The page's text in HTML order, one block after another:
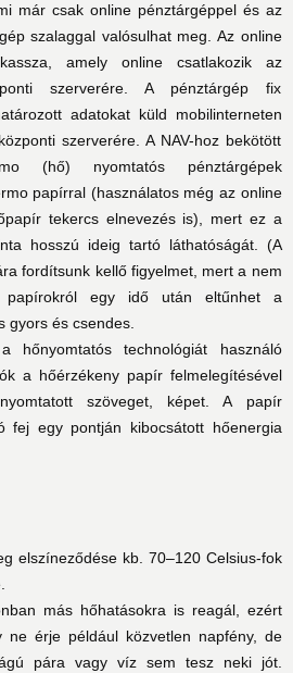
már csak online pénztárgéppel és az
szalaggal valósulhat meg. Az online
amely online csatlakozik az
szerverére. A pénztárgép fix
adatokat küld mobilinterneten
szerverére. A NAV-hoz bekötött
(hő) nyomtatós pénztárgépek
papírral (használatos még az online
tekercs elnevezés is), mert ez a
hosszú ideig tartó láthatóságát. (A
fordítsunk kellő figyelmet, mert a nem
papírokról egy idő után eltűnhet a
gyors és csendes.
hőnyomtatós technológiát használó
a hőérzékeny papír felmelegítésével
szöveget, képet. A papír
fej egy pontján kibocsátott hőenergia
elszíneződése kb. 70–120 Celsius-fok
más hőhatásokra is reagál, ezért
ne érje például közvetlen napfény, de
pára vagy víz sem tesz neki jót.